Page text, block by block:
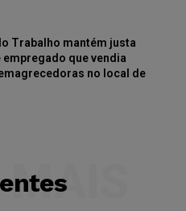
Trabalho mantém justa
empregado que vendia
no local de